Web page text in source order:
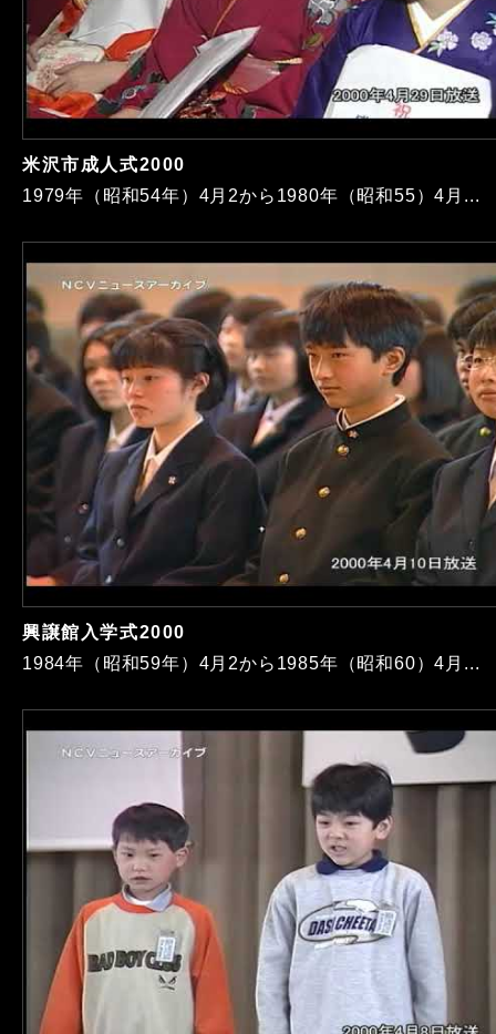
米沢市成人式2000
1979年（昭和54年）4月2から1980年（昭和55）4月...
興譲館入学式2000
1984年（昭和59年）4月2から1985年（昭和60）4月...